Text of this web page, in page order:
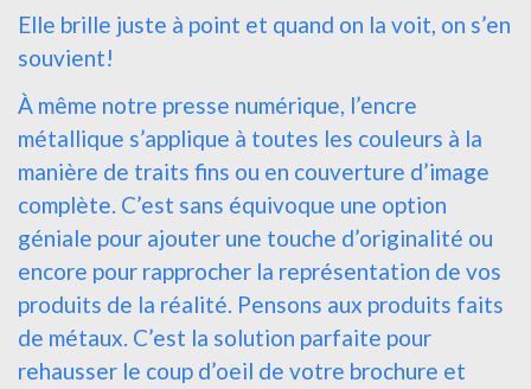
Elle brille juste à point et quand on la voit, on s’en
souvient!
À même notre presse numérique, l’encre
métallique s’applique à toutes les couleurs à la
manière de traits fins ou en couverture d’image
complète. C’est sans équivoque une option
géniale pour ajouter une touche d’originalité ou
encore pour rapprocher la représentation de vos
produits de la réalité. Pensons aux produits faits
de métaux. C’est la solution parfaite pour
rehausser le coup d’oeil de votre brochure et